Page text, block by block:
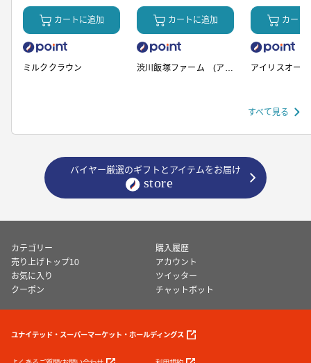
カートに追加
ミルククラウン
カートに追加
渋川飯塚ファーム (アイ
カート
アイリスオー
すべて見る
バイヤー厳選のギフトとアイテムをお届け
カテゴリー
購入履歴
売り上げトップ10
アカウント
お気に入り
ツイッター
クーポン
チャットボット
ユナイテッド・スーパーマーケット・ホールディングス